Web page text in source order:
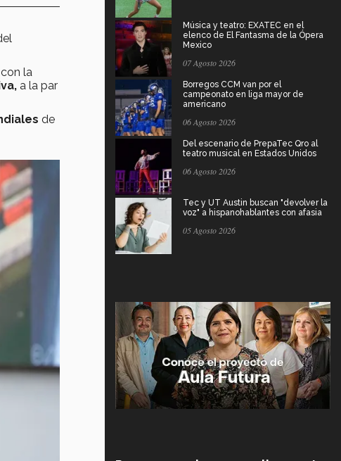
la
a la par
de
Música y teatro: EXATEC en el
elenco de El Fantasma de la Ópera
Mexico
07 Agosto 2026
Borregos CCM van por el
campeonato en liga mayor de
americano
06 Agosto 2026
Del escenario de PrepaTec Qro al
teatro musical en Estados Unidos
06 Agosto 2026
Tec y UT Austin buscan "devolver la
voz" a hispanohablantes con afasia
05 Agosto 2026